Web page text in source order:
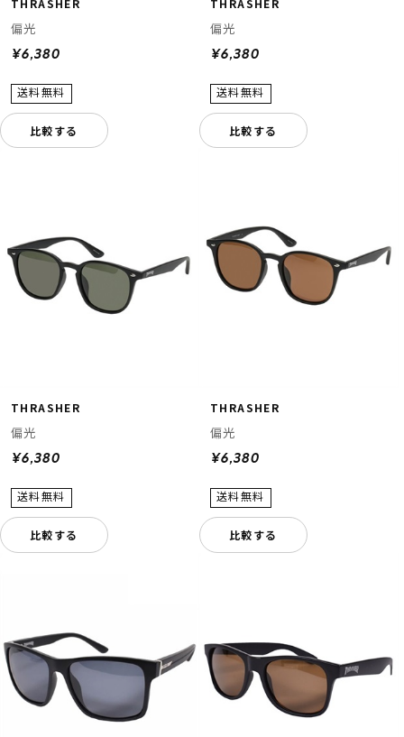
偏光
¥6,380
比較する
偏光
¥6,380
比較する
THRASHER
偏光
¥6,380
比較する
THRASHER
偏光
¥6,380
比較する